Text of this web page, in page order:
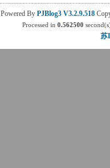
Powered By PJBlog3 V3.2.9.518
Processed in0.562500
苏